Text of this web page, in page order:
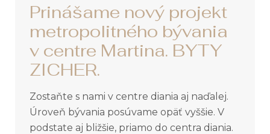
Prinášame nový projekt
metropolitného bývania
v centre Martina. BYTY
ZICHER.
Zostaňte s nami v centre diania aj naďalej.
Úroveň bývania posúvame opäť vyššie. V
podstate aj bližšie, priamo do centra diania.